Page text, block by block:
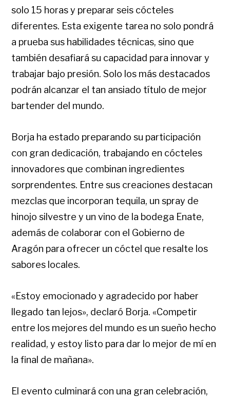
solo 15 horas y preparar seis cócteles
diferentes. Esta exigente tarea no solo pondrá
a prueba sus habilidades técnicas, sino que
también desafiará su capacidad para innovar y
trabajar bajo presión. Solo los más destacados
podrán alcanzar el tan ansiado título de mejor
bartender del mundo.
Borja ha estado preparando su participación
con gran dedicación, trabajando en cócteles
innovadores que combinan ingredientes
sorprendentes. Entre sus creaciones destacan
mezclas que incorporan tequila, un spray de
hinojo silvestre y un vino de la bodega Enate,
además de colaborar con el Gobierno de
Aragón para ofrecer un cóctel que resalte los
sabores locales.
«Estoy emocionado y agradecido por haber
llegado tan lejos», declaró Borja. «Competir
entre los mejores del mundo es un sueño hecho
realidad, y estoy listo para dar lo mejor de mí en
la final de mañana».
El evento culminará con una gran celebración,